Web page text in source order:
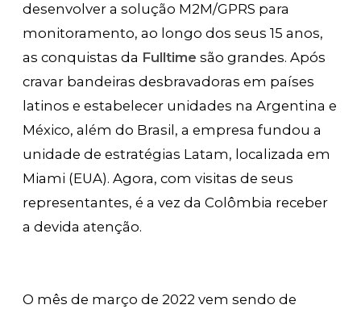
desenvolver a solução M2M/GPRS para
monitoramento, ao longo dos seus 15 anos,
as conquistas da Fulltime são grandes. Após
cravar bandeiras desbravadoras em países
latinos e estabelecer unidades na Argentina e
México, além do Brasil, a empresa fundou a
unidade de estratégias Latam, localizada em
Miami (EUA). Agora, com visitas de seus
representantes, é a vez da Colômbia receber
a devida atenção.
O mês de março de 2022 vem sendo de